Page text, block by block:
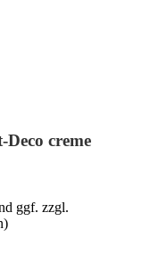
creme
ggf. zzgl.